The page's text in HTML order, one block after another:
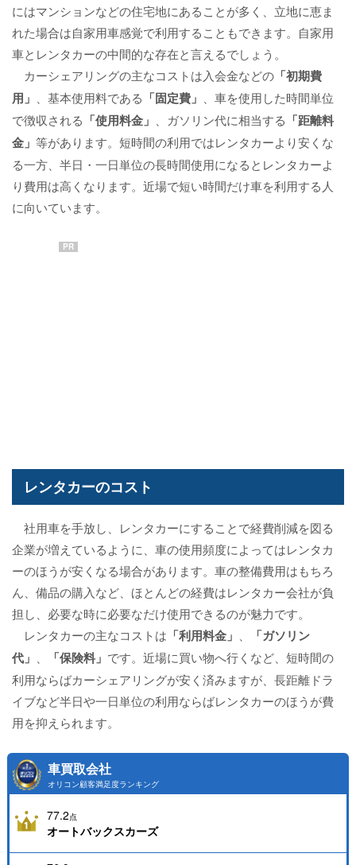
にはマンションなどの住宅地にあることが多く、立地に恵ま
れた場合は自家用車感覚で利用することもできます。自家用
車とレンタカーの中間的な存在と言えるでしょう。
カーシェアリングの主なコストは入会金などの 「初期費
用」 、基本使用料である 「固定費」 、車を使用した時間単位
で徴収される 「使用料金」 、ガソリン代に相当する 「距離料
金」 等があります。短時間の利用ではレンタカーより安くな
る一方、半日・一日単位の長時間使用になるとレンタカーよ
り費用は高くなります。近場で短い時間だけ車を利用する人
に向いています。
PR
レンタカーのコスト
社用車を手放し、レンタカーにすることで経費削減を図る
企業が増えているように、車の使用頻度によってはレンタカ
ーのほうが安くなる場合があります。車の整備費用はもちろ
ん、備品の購入など、ほとんどの経費はレンタカー会社が負
担し、必要な時に必要なだけ使用できるのが魅力です。
レンタカーの主なコストは 「利用料金」 、
「ガソリン
代」 、 「保険料」 です。近場に買い物へ行くなど、短時間の
利用ならばカーシェアリングが安く済みますが、長距離ドラ
イブなど半日や一日単位の利用ならばレンタカーのほうが費
用を抑えられます。
車買取会社
オリコン顧客満足度ランキング
77.2点
オートバックスカーズ